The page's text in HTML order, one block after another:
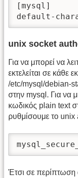
[mysql]
default-
unix socket
Για να μπορεί να
εκτελείται σε κάθε
/etc/mysql/debian-
στην mysql. Για να
κωδικός plain text
ρυθμίσουμε το
Έτσι σε περίπτωση